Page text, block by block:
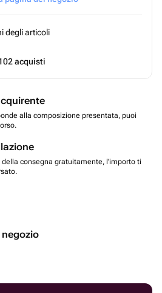
degli articoli
acquisti
alla composizione presentata, puoi
consegna gratuitamente, l'importo ti